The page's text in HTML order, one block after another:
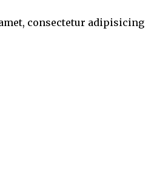
consectetur adipisicing